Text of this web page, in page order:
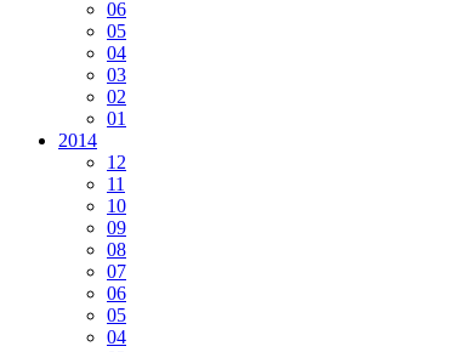
06
05
04
03
02
01
2014
12
11
10
09
08
07
06
05
04